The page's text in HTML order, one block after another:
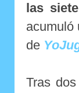
las
acumuló
de
Tras